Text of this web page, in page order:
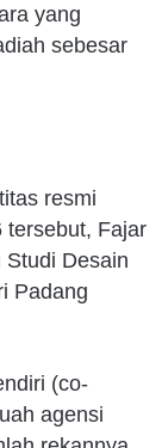
yang
sebesar
resmi
tersebut, Fajar
Desain
Padang
(co-
agensi